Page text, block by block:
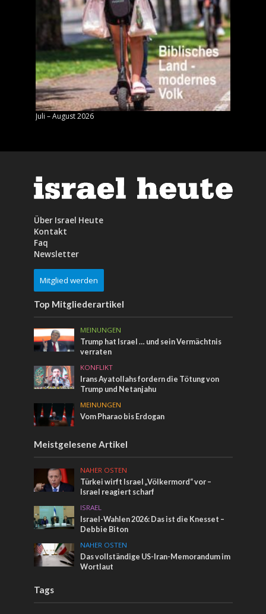
Juli – August 2026
Über Israel Heute
Kontakt
Faq
Newsletter
Mitglied werden
Top Mitgliederartikel
MEINUNGEN
Trump hat Israel … und sein Vermächtnis
verraten
KONFLIKT
Irans Ayatollahs fordern die Tötung von
Trump und Netanjahu
MEINUNGEN
Vom Pharao bis Erdogan
Meistgelesene Artikel
NAHER OSTEN
Türkei wirft Israel „Völkermord“ vor –
Israel reagiert scharf
ISRAEL
Israel-Wahlen 2026: Das ist die Knesset –
Debbie Biton
NAHER OSTEN
Das vollständige US-Iran-Memorandum im
Wortlaut
Tags